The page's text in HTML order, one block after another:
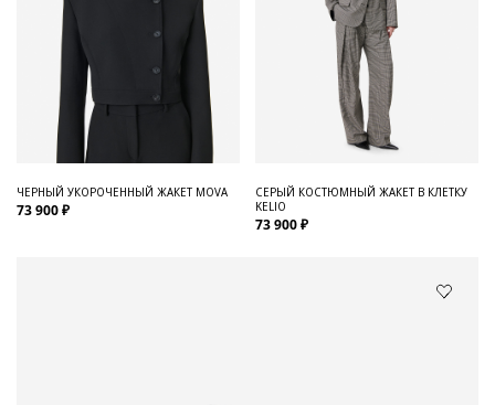
ЧЕРНЫЙ УКОРОЧЕННЫЙ ЖАКЕТ MOVA
73 900 ₽
СЕРЫЙ КОСТЮМНЫЙ ЖАКЕТ В КЛЕТКУ
KELIO
73 900 ₽